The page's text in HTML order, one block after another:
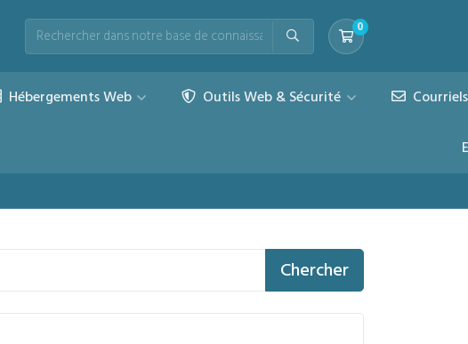
0
Votre panier
Hébergements Web Outils Web & Sécurité
Chercher